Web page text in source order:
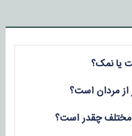
یا نمک؟
از مردان است؟
مختلف چقدر است؟